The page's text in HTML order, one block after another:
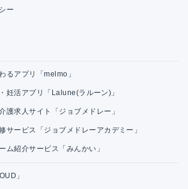
ー
るアプリ「melmo」
妊活アプリ「Lalune(ラルーン)」
護求人サイト「ジョブメドレー」
サービス「ジョブメドレーアカデミー」
ム紹介サービス「みんかい」
」